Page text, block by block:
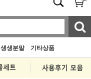
생생분말 기타상품